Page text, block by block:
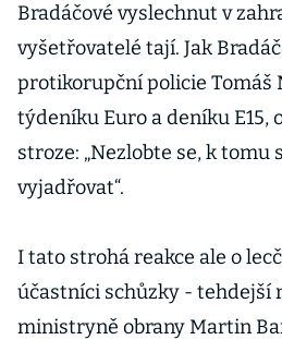
Bradáčové vyslechnut v
vyšetřovatelé tají. Jak
protikorupční policie Tomáš
týdeníku Euro a deníku E15,
stroze: „Nezlobte se, k tomu
vyjadřovat“.
I tato strohá reakce ale o
účastníci schůzky - tehdejší
ministryně obrany Martin